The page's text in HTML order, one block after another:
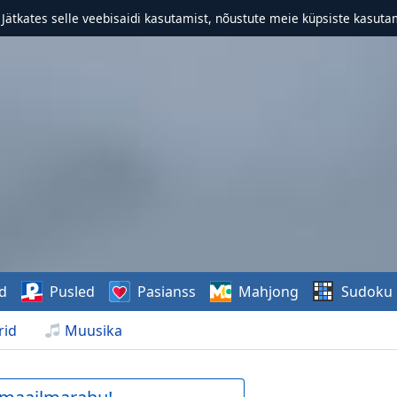
Jätkates selle veebisaidi kasutamist, nõustute meie küpsiste
Muusika
Pusled Pasianss Mahjong Sudoku